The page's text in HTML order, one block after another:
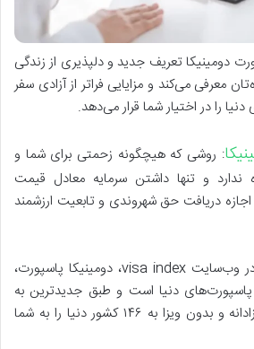
دومینیکا تعریف جدید و دلپذیری از زندگی
معرفی می‌کند و مزایایی فراتر از آزادی سفر
را در اختیار شما قرار می‌دهد.
: روشی که هیچگونه زحمتی برای شما و
ندارد و تنها داشتن سرمایه معادل قیمت
دریافت حق شهروندی و تابعیت ارزشمند
بنا بر اطلاعات ارائه شده در وب‌سایت visa index، دومینیکا پاسپورت،
۳۱ برترین پاسپورت‌های دنیا است و طبق جدیدترین به
روزرسانی‌ها، امکان سفر آزادانه و بدون ویزا به ۱۴۶ کشور دنیا را به شما